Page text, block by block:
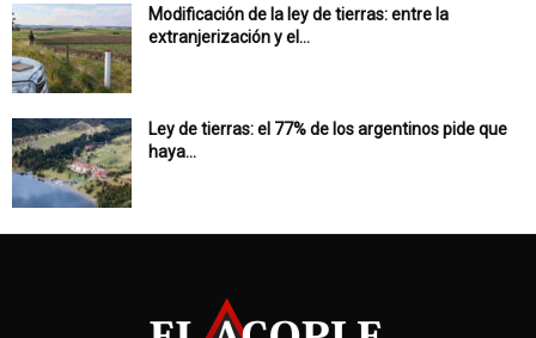
Modificación de la ley de tierras: entre la
extranjerización y el...
Ley de tierras: el 77% de los argentinos pide que
haya...